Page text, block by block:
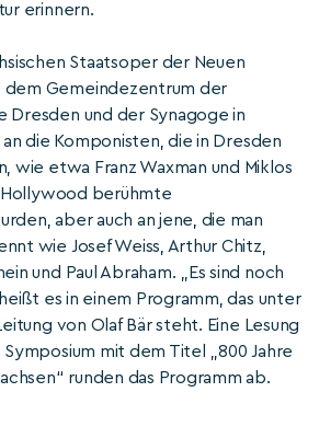
erinnern.
Staatsoper der Neuen
dem Gemeindezentrum der
Dresden und der Synagoge in
die Komponisten, die in Dresden
wie etwa Franz Waxman und Miklos
Hollywood berühmte
aber auch an jene, die man
wie Josef Weiss, Arthur Chitz,
und Paul Abraham. „Es sind noch
es in einem Programm, das unter
von Olaf Bär steht. Eine Lesung
mit dem Titel „800 Jahre
runden das Programm ab.